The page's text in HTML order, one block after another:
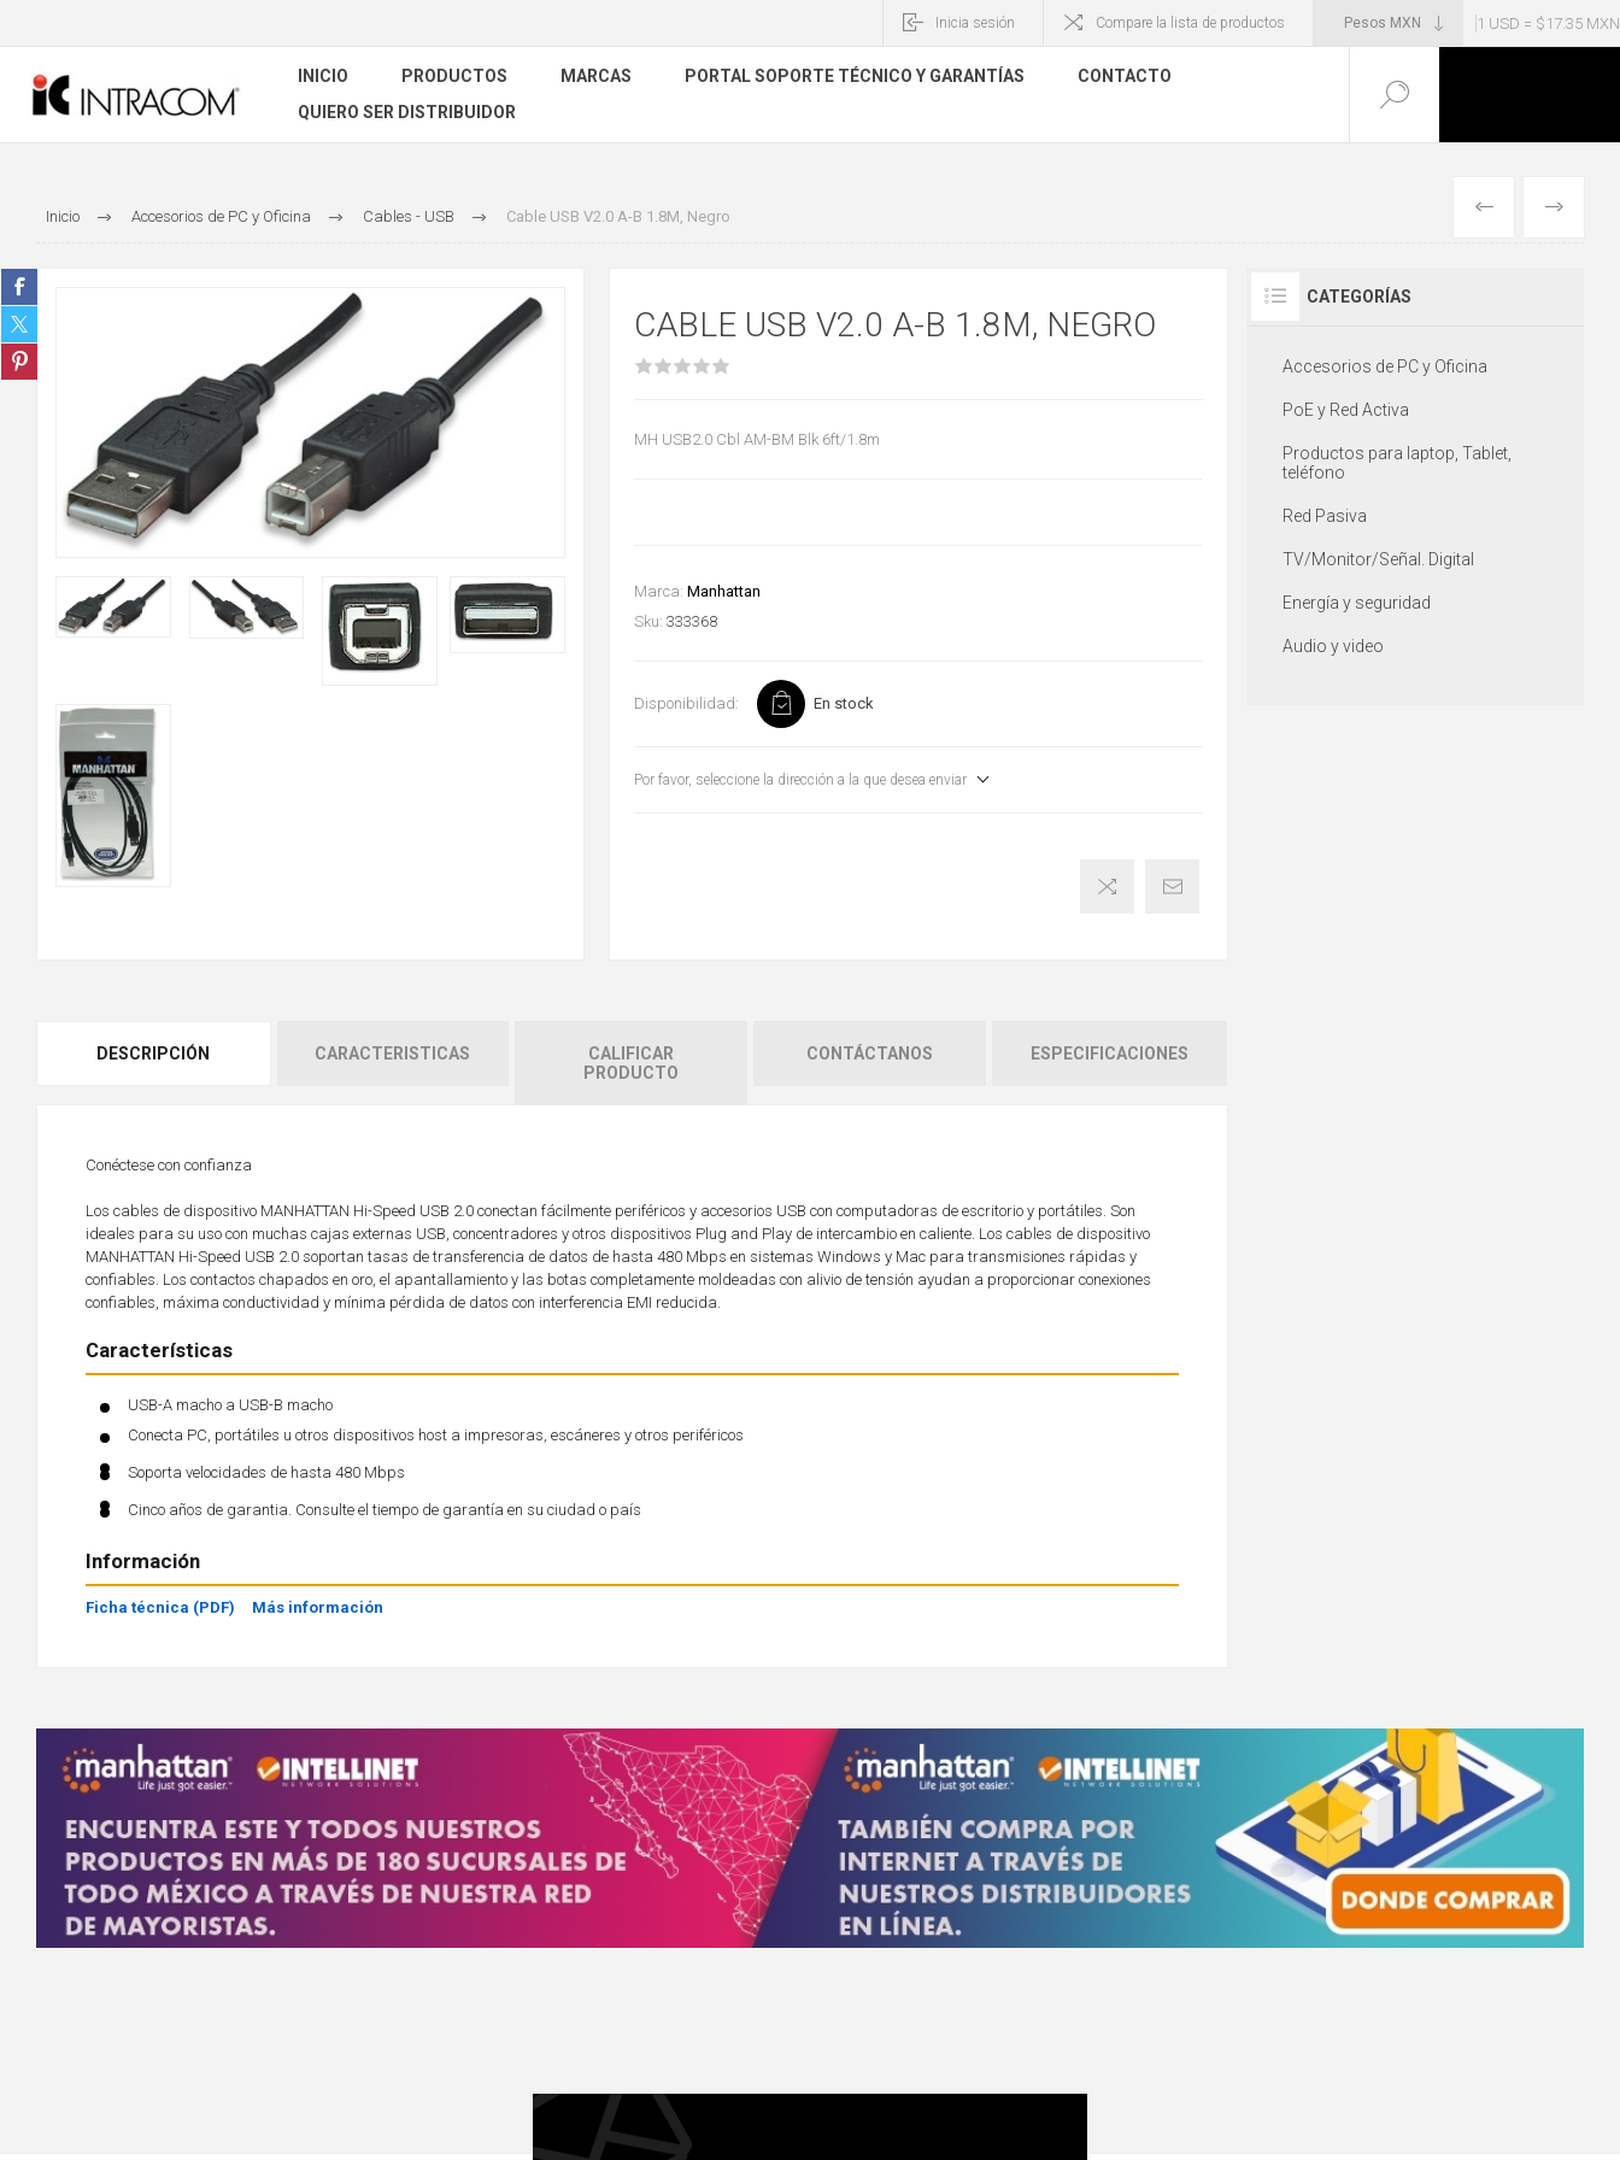
1 USD = $17.35 MXN
Inicia sesión Compare la lista de productos
INICIO PRODUCTOS MARCAS PORTAL SOPORTE TÉCNICO Y GARANTÍAS
CONTACTO
QUIERO SER DISTRIBUIDOR
Inicio Accesorios de PC y Oficina Cables - USB Cable USB V2.0 A-B 1.8M, Negro ANTERIOR
CABLE USB V2.0 A-B 1.8M, NEGRO
MH USB2.0 Cbl AM-BM Blk 6ft/1.8m
Marca: Manhattan
Sku: 333368
Disponibilidad: En stock
Por favor, seleccione la dirección a la que desea enviar
DESCRIPCIÓN CARACTERISTICAS
CALIFICAR
PRODUCTO
CONTÁCTANOS ESPECIFICACIONES
Conéctese con confianza
Los cables de dispositivo MANHATTAN Hi-Speed USB 2.0 conectan fácilmente periféricos y accesorios USB con computadoras de escritorio y portátiles. Son
ideales para su uso con muchas cajas externas USB, concentradores y otros dispositivos Plug and Play de intercambio en caliente. Los cables de dispositivo
MANHATTAN Hi-Speed USB 2.0 soportan tasas de transferencia de datos de hasta 480 Mbps en sistemas Windows y Mac para transmisiones rápidas y
confiables. Los contactos chapados en oro, el apantallamiento y las botas completamente moldeadas con alivio de tensión ayudan a proporcionar conexiones
confiables, máxima conductividad y mínima pérdida de datos con interferencia EMI reducida.
Características
USB-A macho a USB-B macho
Conecta PC, portátiles u otros dispositivos host a impresoras, escáneres y otros periféricos
Soporta velocidades de hasta 480 Mbps
Cinco años de garantia. Consulte el tiempo de garantía en su ciudad o país
Información
Ficha técnica (PDF) Más información
CATEGORÍAS
Accesorios de PC y Oficina
PoE y Red Activa
Productos para laptop, Tablet,
teléfono
Red Pasiva
TV/Monitor/Señal. Digital
Energía y seguridad
Audio y video